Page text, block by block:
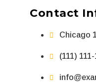
Contact
Chicago
(111)